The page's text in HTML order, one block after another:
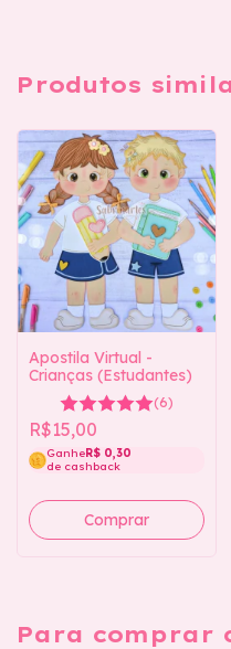
Produtos
Apostila Virtual -
Crianças (Estudantes)
(6)
R$15,00
GanheR$ 0,30
de cashback
Para comprar